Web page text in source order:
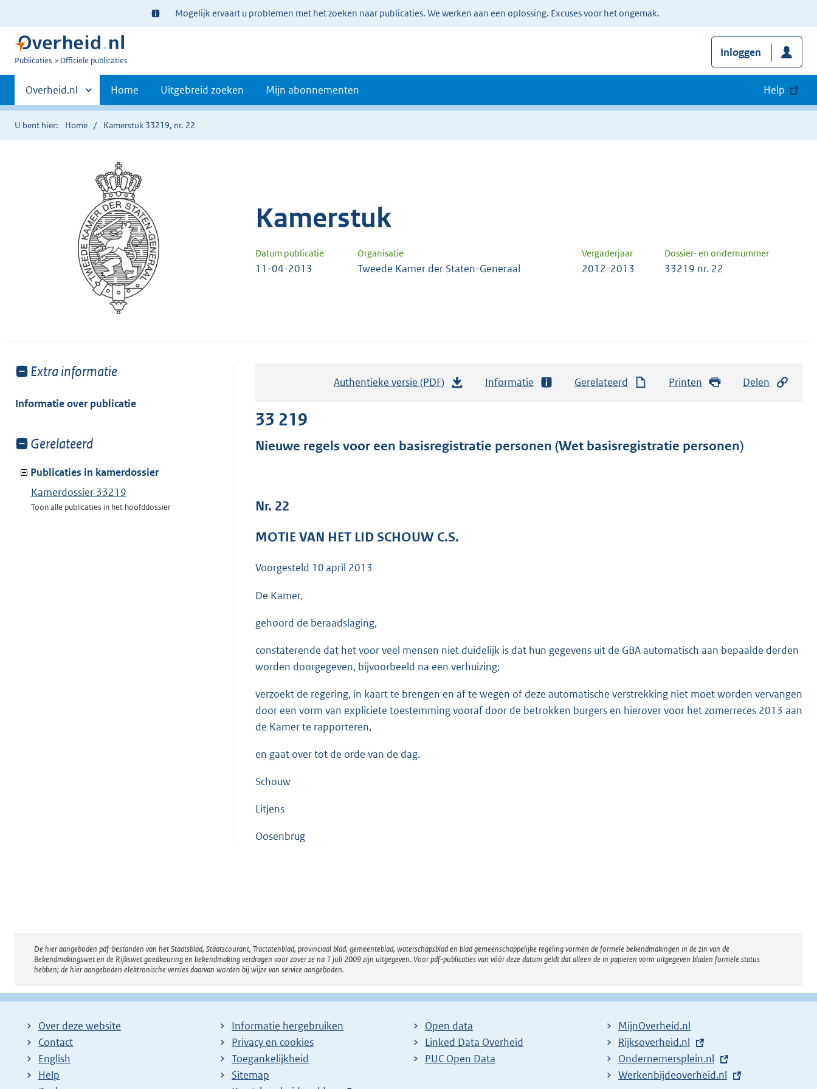
Ter
informatie:
Mogelijk ervaart u problemen met het zoeken naar publicaties. We werken aan een oplossing. Excuses voor het ongemak.
U
Publicaties Officiële publicaties
Inloggen
Primaire
navigatie
Andere
sites
binnen
Overheid.nl Home Uitgebreid zoeken Mijn abonnementen Help
U bent hier: Home Kamerstuk 33219, nr. 22
Kamerstuk
Datum publicatie Organisatie Vergaderjaar Dossier- en ondernummer
11-04-2013 Tweede Kamer der Staten-Generaal 2012-2013 33219 nr. 22
Toon
van:
Extra informatie
Informatie over publicatie
Toon
van:
Gerelateerd
Publicaties in kamerdossier
Kamerdossier 33219
Toon alle publicaties in het hoofddossier
Authentieke versie (PDF)
a
3
b
Informatie Gerelateerd Printen Delen
33 219
Nieuwe regels voor een basisregistratie personen (Wet basisregistratie personen)
Nr. 22
MOTIE VAN HET LID SCHOUW C.S.
Voorgesteld 10 april 2013
De Kamer,
gehoord de beraadslaging,
constaterende dat het voor veel mensen niet duidelijk is dat hun gegevens uit de GBA automatisch aan bepaalde derden
worden doorgegeven, bijvoorbeeld na een verhuizing;
verzoekt de regering, in kaart te brengen en af te wegen of deze automatische verstrekking niet moet worden vervangen
door een vorm van expliciete toestemming vooraf door de betrokken burgers en hierover voor het zomerreces 2013 aan
de Kamer te rapporteren,
en gaat over tot de orde van de dag.
Schouw
Litjens
Oosenbrug
Disclaimer
De hier aangeboden pdf-bestanden van het Staatsblad, Staatscourant, Tractatenblad, provinciaal blad, gemeenteblad, waterschapsblad en blad gemeenschappelijke regeling vormen de formele bekendmakingen in de zin van de
Bekendmakingswet en de Rijkswet goedkeuring en bekendmaking verdragen voor zover ze na 1 juli 2009 zijn uitgegeven. Voor pdf-publicaties van vóór deze datum geldt dat alleen de in papieren vorm uitgegeven bladen formele status
hebben; de hier aangeboden elektronische versies daarvan worden bij wijze van service aangeboden.
Over deze website
Contact
English
Help
Informatie hergebruiken
Privacy en cookies
Toegankelijkheid
Sitemap
Open data
Linked Data Overheid
PUC Open Data
MijnOverheid.nl
E
x
t
Rijksoverheid.nl
E
x
Ondernemersplein.nl
E
Werkenbijdeoverheid.nl